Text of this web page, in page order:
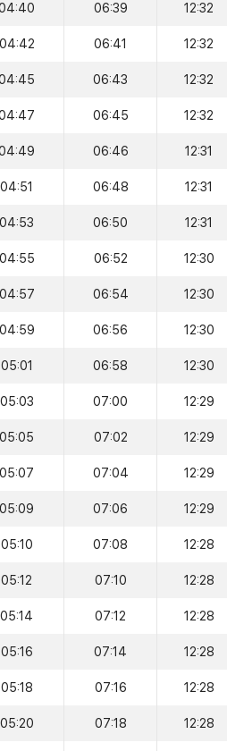
06:39 12:32
04:42 06:41 12:32
06:43 12:32
06:45 12:32
06:46 12:31
04:51 06:48 12:31
04:53 06:50 12:31
04:55 06:52 12:30
04:57 06:54 12:30
04:59 06:56 12:30
05:01 06:58 12:30
05:03 07:00 12:29
05:05 07:02 12:29
05:07 07:04 12:29
05:09 07:06 12:29
05:10 07:08 12:28
05:12 07:10 12:28
05:14 07:12 12:28
05:16 07:14 12:28
05:18 07:16 12:28
05:20 07:18 12:28